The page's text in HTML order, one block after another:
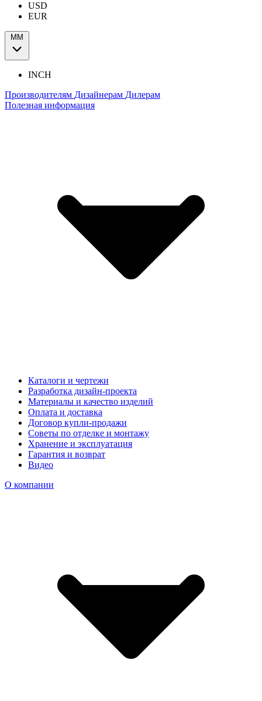
USD
EUR
ММ
INCH
Производителям Дизайнерам Дилерам
Полезная информация
Каталоги и чертежи
Разработка дизайн-проекта
Материалы и качество изделий
Оплата и доставка
Договор купли-продажи
Советы по отделке и монтажу
Хранение и эксплуатация
Гарантия и возврат
Видео
О компании